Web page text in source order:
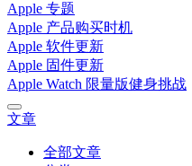
Apple 专题
Apple 产品购买时机
Apple 软件更新
Apple 固件更新
Apple Watch 限量版健身挑战
文章
全部文章